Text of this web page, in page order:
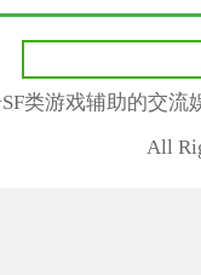
类游戏辅助的交
All